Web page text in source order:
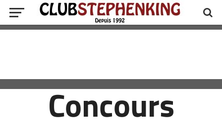
Concours